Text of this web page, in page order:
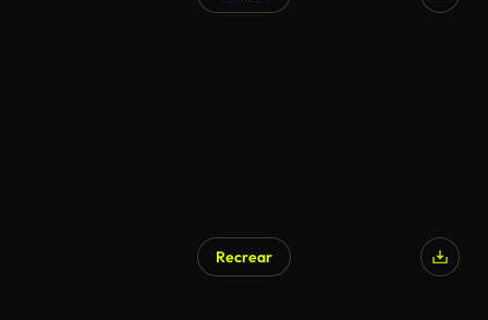
Recrear